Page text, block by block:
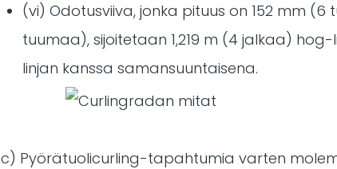
(vi) Odotusviiva, jonka pituus on 152 mm
tuumaa), sijoitetaan 1,219 m (4 jalkaa)
linjan kanssa samansuuntaisena.
c) Pyörätuolicurling-tapahtumia varten